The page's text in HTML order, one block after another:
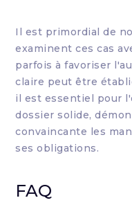
Il est primordial de
examinent ces cas
parfois à favoriser
claire peut être
il est essentiel pour
dossier solide,
convaincante les
ses obligations.
FAQ